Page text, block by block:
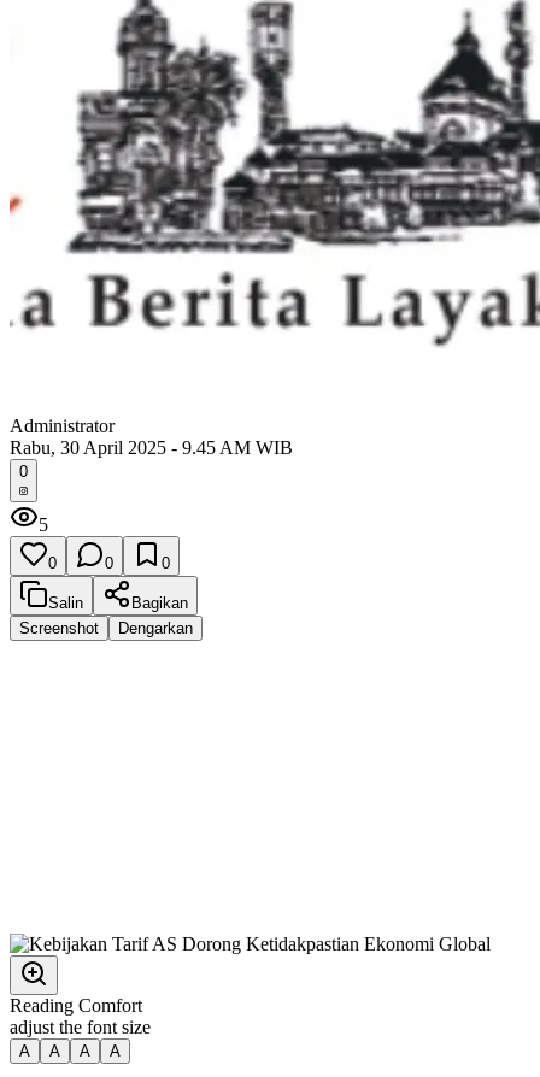
Administrator
Rabu, 30 April 2025 - 9.45 AM WIB
0
5
0 0 0
Salin
Bagikan
Screenshot
Dengarkan
Reading Comfort
adjust the font size
A A A A